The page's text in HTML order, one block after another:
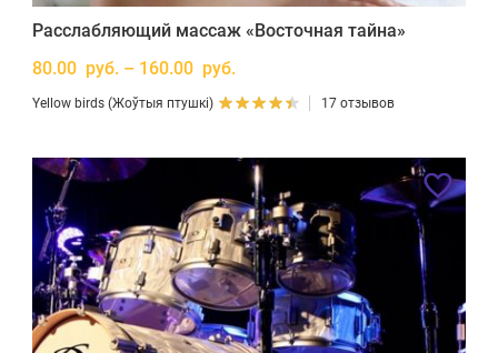
Расслабляющий массаж «Восточная тайна»
80.00 руб. – 160.00 руб.
Yellow birds (Жоўтыя птушкі) 17 отзывов